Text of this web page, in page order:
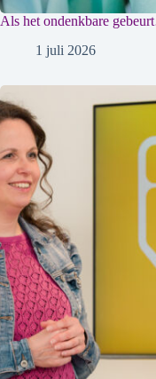
Als het ondenkbare
1 juli 2026